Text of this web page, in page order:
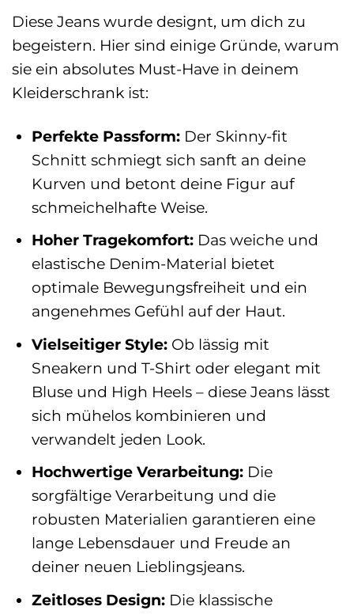
Diese Jeans wurde designt, um dich zu
begeistern. Hier sind einige Gründe, warum
sie ein absolutes Must-Have in deinem
Kleiderschrank ist:
Perfekte Passform:Der Skinny-fit
Schnitt schmiegt sich sanft an deine
Kurven und betont deine Figur auf
schmeichelhafte Weise.
Hoher Tragekomfort:Das weiche und
elastische Denim-Material bietet
optimale Bewegungsfreiheit und ein
angenehmes Gefühl auf der Haut.
Vielseitiger Style:Ob lässig mit
Sneakern und T-Shirt oder elegant mit
Bluse und High Heels – diese Jeans lässt
sich mühelos kombinieren und
verwandelt jeden Look.
Hochwertige Verarbeitung:Die
sorgfältige Verarbeitung und die
robusten Materialien garantieren eine
lange Lebensdauer und Freude an
deiner neuen Lieblingsjeans.
Zeitloses Design:Die klassische